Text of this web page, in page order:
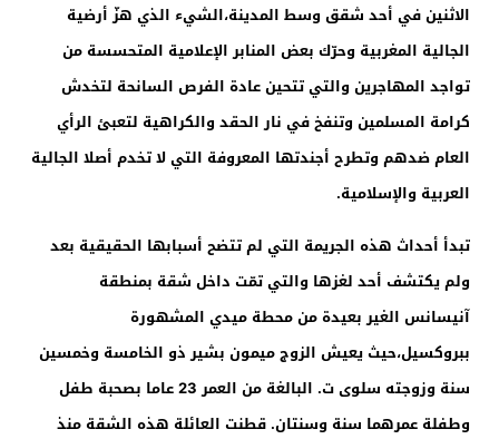
الاثنين في أحد شقق وسط المدينة،الشيء الذي هزّ أرضية
الجالية المغربية وحرّك بعض المنابر الإعلامية المتحسسة من
تواجد المهاجرين والتي تتحين عادة الفرص السانحة لتخدش
كرامة المسلمين وتنفخ في نار الحقد والكراهية لتعبئ الرأي
العام ضدهم وتطرح أجندتها المعروفة التي لا تخدم أصلا الجالية
العربية والإسلامية.
تبدأ أحداث هذه الجريمة التي لم تتضح أسبابها الحقيقية بعد
ولم يكتشف أحد لغزها والتي تمّت داخل شقة بمنطقة
آنيسانس الغير بعيدة من محطة ميدي المشهورة
ببروكسيل،حيث يعيش الزوج ميمون بشير ذو الخامسة وخمسين
سنة وزوجته سلوى ت. البالغة من العمر 23 عاما بصحبة طفل
وطفلة عمرهما سنة وسنتان. قطنت العائلة هذه الشقة منذ